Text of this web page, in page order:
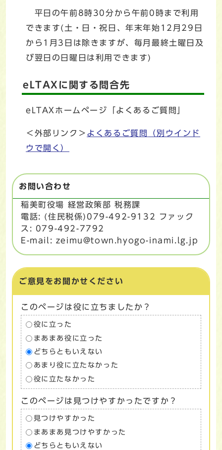
平日の午前8時30分から午前0時まで利用
できます(土・日・祝日、年末年始12月29日
から1月3日は除きますが、毎月最終土曜日及
び翌日の日曜日は利用できます)
eLTAXに関する問合先
eLTAXホームページ「よくあるご質問」
＜外部リンク＞ よくあるご質問
（別ウインド
ウで開く）
お問い合わせ
稲美町役場 経営政策部 税務課
電話: (住民税係)079-492-9132 ファック
ス: 079-492-7792
E-mail: zeimu@town.hyogo-inami.lg.jp
ご意見をお聞かせください
このページは役に立ちましたか？
役に立った
まあまあ役に立った
どちらともいえない
あまり役に立たなかった
役に立たなかった
このページは見つけやすかったですか？
見つけやすかった
まあまあ見つけやすかった
どちらともいえない